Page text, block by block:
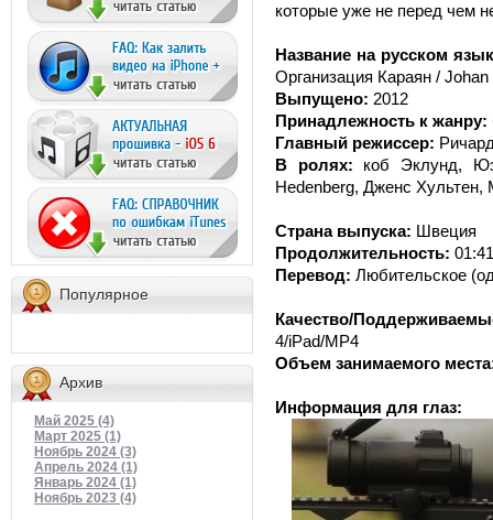
Популярное
Архив
Май 2025 (4)
Март 2025 (1)
Ноябрь 2024 (3)
Апрель 2024 (1)
Январь 2024 (1)
Ноябрь 2023 (4)
которые уже не перед чем
Название на русском
Организация Караян /
Выпущено: 2012
Принадлежность к жанру:
Главный режиссер:
В ролях: коб Эклунд,
Hedenberg, Дженс Хультен,
Страна выпуска: Швеция
Продолжительность:
Перевод: Любительское
Качество/
4/iPad/MP4
Объем занимаемого
Информация для глаз: